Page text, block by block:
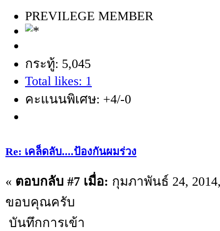
PREVILEGE MEMBER
กระทู้: 5,045
Total likes: 1
คะแนนพิเศษ: +4/-0
Re: เคล็ดลับ....ป้องกันผมร่วง
« ตอบกลับ #7 เมื่อ: กุมภาพันธ์ 24,
ขอบคุณครับ
บันทึกการเข้า